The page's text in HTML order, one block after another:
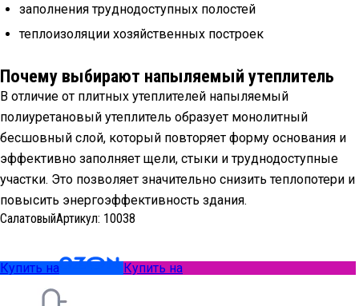
заполнения труднодоступных полостей
теплоизоляции хозяйственных построек
Почему выбирают напыляемый утеплитель
В отличие от плитных утеплителей напыляемый
полиуретановый утеплитель образует монолитный
бесшовный слой, который повторяет форму основания и
эффективно заполняет щели, стыки и труднодоступные
участки. Это позволяет значительно снизить теплопотери и
повысить энергоэффективность здания.
СалатовыйАртикул: 10038
Купить на Купить на